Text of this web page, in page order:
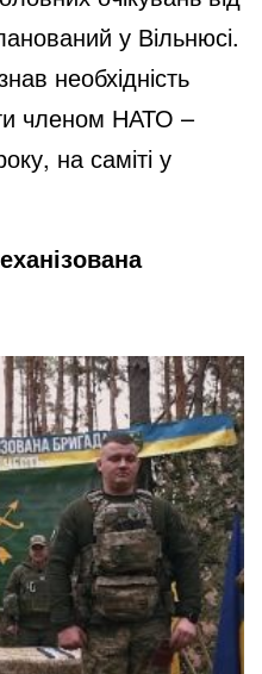
у Вільнюсі.
необхідність
членом НАТО –
на саміті у